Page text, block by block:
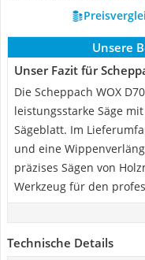
Unsere
Unser Fazit für
Die Scheppach WOX
leistungsstarke Säge
Sägeblatt. Im
und eine
präzises Sägen von
Werkzeug für den
Technische Details